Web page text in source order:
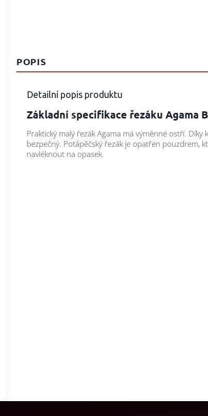
POPIS
Detailní popis produktu
Základní specifikace řezáku Agama
Praktický malý řezák Agama má výměnné ostří. Díky
bezpečný. Potápěčský řezák je opatřen pouzdrem,
navléknout na opasek.